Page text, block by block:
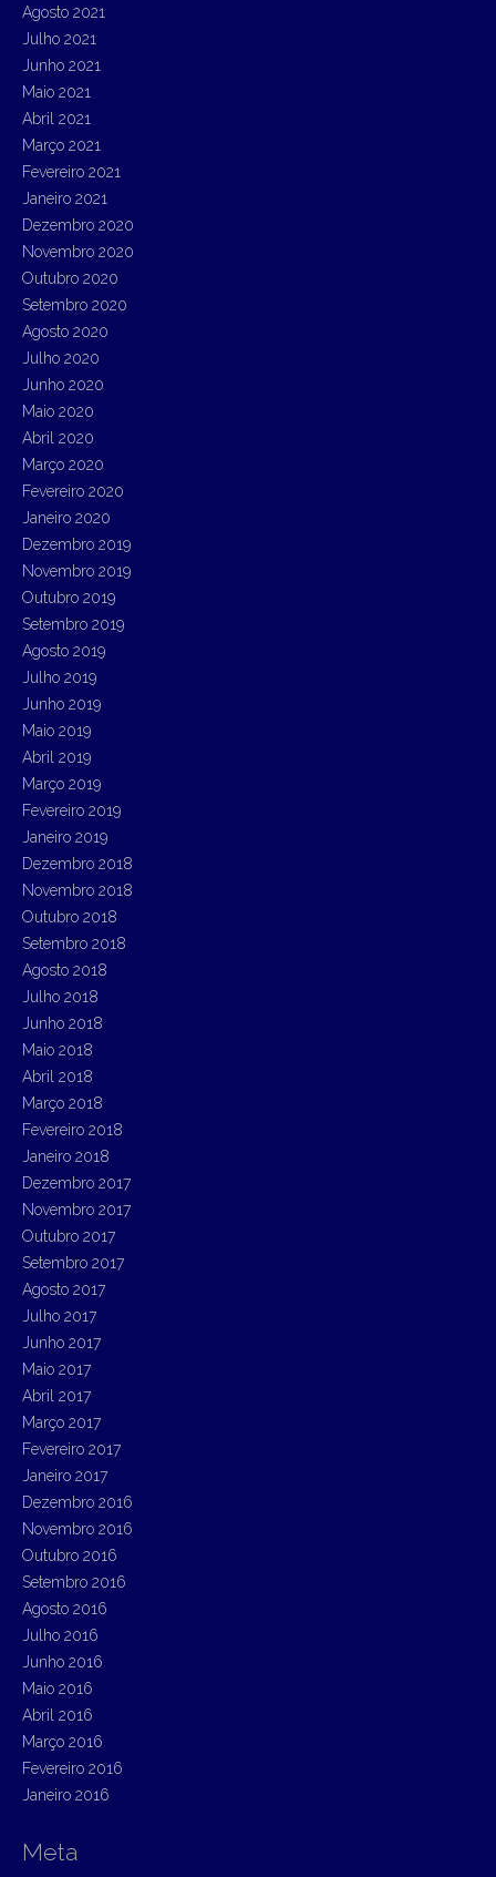
Agosto 2021
Julho 2021
Junho 2021
Maio 2021
Abril 2021
Março 2021
Fevereiro 2021
Janeiro 2021
Dezembro 2020
Novembro 2020
Outubro 2020
Setembro 2020
Agosto 2020
Julho 2020
Junho 2020
Maio 2020
Abril 2020
Março 2020
Fevereiro 2020
Janeiro 2020
Dezembro 2019
Novembro 2019
Outubro 2019
Setembro 2019
Agosto 2019
Julho 2019
Junho 2019
Maio 2019
Abril 2019
Março 2019
Fevereiro 2019
Janeiro 2019
Dezembro 2018
Novembro 2018
Outubro 2018
Setembro 2018
Agosto 2018
Julho 2018
Junho 2018
Maio 2018
Abril 2018
Março 2018
Fevereiro 2018
Janeiro 2018
Dezembro 2017
Novembro 2017
Outubro 2017
Setembro 2017
Agosto 2017
Julho 2017
Junho 2017
Maio 2017
Abril 2017
Março 2017
Fevereiro 2017
Janeiro 2017
Dezembro 2016
Novembro 2016
Outubro 2016
Setembro 2016
Agosto 2016
Julho 2016
Junho 2016
Maio 2016
Abril 2016
Março 2016
Fevereiro 2016
Janeiro 2016
Meta